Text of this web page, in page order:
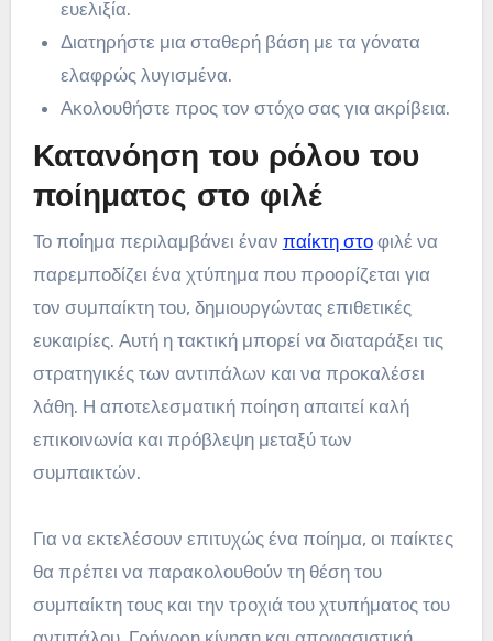
ευελιξία.
Διατηρήστε μια σταθερή βάση με τα γόνατα
ελαφρώς λυγισμένα.
Ακολουθήστε προς τον στόχο σας για ακρίβεια.
Κατανόηση του ρόλου του
ποίηματος στο φιλέ
Το ποίημα περιλαμβάνει έναν παίκτη στοφιλέ να
παρεμποδίζει ένα χτύπημα που προορίζεται για
τον συμπαίκτη του, δημιουργώντας επιθετικές
ευκαιρίες. Αυτή η τακτική μπορεί να διαταράξει τις
στρατηγικές των αντιπάλων και να προκαλέσει
λάθη. Η αποτελεσματική ποίηση απαιτεί καλή
επικοινωνία και πρόβλεψη μεταξύ των
συμπαικτών.
Για να εκτελέσουν επιτυχώς ένα ποίημα, οι παίκτες
θα πρέπει να παρακολουθούν τη θέση του
συμπαίκτη τους και την τροχιά του χτυπήματος του